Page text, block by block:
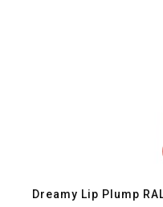
Dreamy Lip Plump